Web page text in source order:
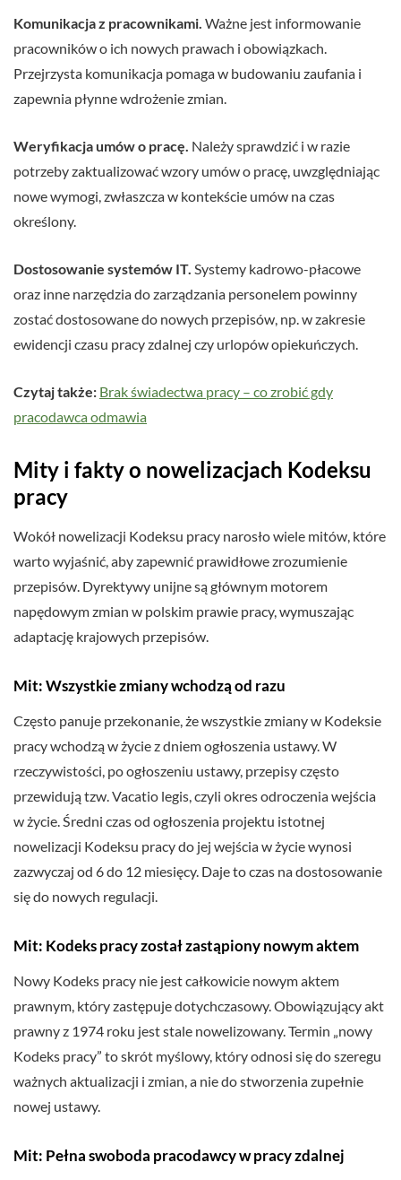
Komunikacja z pracownikami. Ważne jest informowanie
pracowników o ich nowych prawach i obowiązkach.
Przejrzysta komunikacja pomaga w budowaniu zaufania i
zapewnia płynne wdrożenie zmian.
Weryfikacja umów o pracę. Należy sprawdzić i w razie
potrzeby zaktualizować wzory umów o pracę, uwzględniając
nowe wymogi, zwłaszcza w kontekście umów na czas
określony.
Dostosowanie systemów IT. Systemy kadrowo-płacowe
oraz inne narzędzia do zarządzania personelem powinny
zostać dostosowane do nowych przepisów, np. w zakresie
ewidencji czasu pracy zdalnej czy urlopów opiekuńczych.
Czytaj także: Brak świadectwa pracy – co zrobić gdy
pracodawca odmawia
Mity i fakty o nowelizacjach Kodeksu
pracy
Wokół nowelizacji Kodeksu pracy narosło wiele mitów, które
warto wyjaśnić, aby zapewnić prawidłowe zrozumienie
przepisów. Dyrektywy unijne są głównym motorem
napędowym zmian w polskim prawie pracy, wymuszając
adaptację krajowych przepisów.
Mit: Wszystkie zmiany wchodzą od razu
Często panuje przekonanie, że wszystkie zmiany w Kodeksie
pracy wchodzą w życie z dniem ogłoszenia ustawy. W
rzeczywistości, po ogłoszeniu ustawy, przepisy często
przewidują tzw. Vacatio legis, czyli okres odroczenia wejścia
w życie. Średni czas od ogłoszenia projektu istotnej
nowelizacji Kodeksu pracy do jej wejścia w życie wynosi
zazwyczaj od 6 do 12 miesięcy. Daje to czas na dostosowanie
się do nowych regulacji.
Mit: Kodeks pracy został zastąpiony nowym aktem
Nowy Kodeks pracy nie jest całkowicie nowym aktem
prawnym, który zastępuje dotychczasowy. Obowiązujący akt
prawny z 1974 roku jest stale nowelizowany. Termin „nowy
Kodeks pracy” to skrót myślowy, który odnosi się do szeregu
ważnych aktualizacji i zmian, a nie do stworzenia zupełnie
nowej ustawy.
Mit: Pełna swoboda pracodawcy w pracy zdalnej